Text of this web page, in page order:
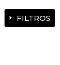
FILTROS